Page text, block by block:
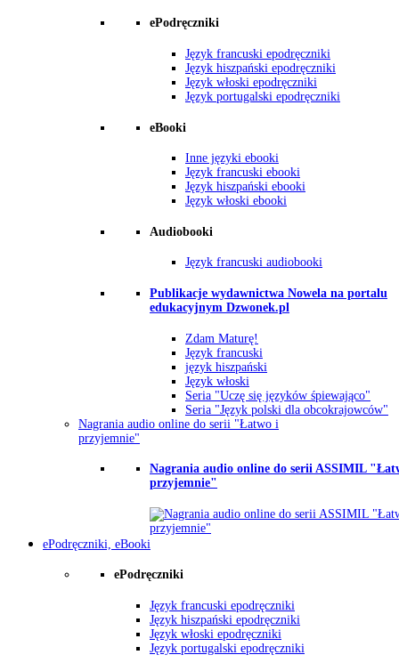
ePodręczniki
Język francuski epodręczniki
Język hiszpański epodręczniki
Język włoski epodręczniki
Język portugalski epodręczniki
eBooki
Inne języki ebooki
Język francuski ebooki
Język hiszpański ebooki
Język włoski ebooki
Audiobooki
Język francuski audiobooki
Publikacje wydawnictwa Nowela na portalu
edukacyjnym Dzwonek.pl
Zdam Maturę!
Język francuski
język hiszpański
Język włoski
Seria "Uczę się języków śpiewająco"
Seria "Język polski dla obcokrajowców"
Nagrania audio online do serii "Łatwo i
przyjemnie"
Nagrania audio online do serii ASSIMIL
przyjemnie"
ePodręczniki, eBooki
ePodręczniki
Język francuski epodręczniki
Język hiszpański epodręczniki
Język włoski epodręczniki
Język portugalski epodręczniki